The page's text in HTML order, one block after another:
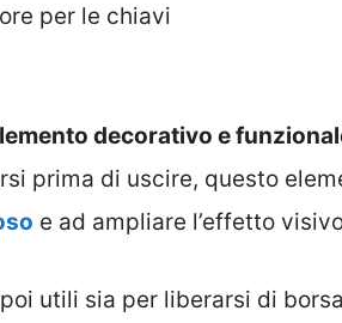
per le chiavi
decorativo e
prima di uscire, questo
e ad ampliare l’effetto
utili sia per liberarsi di